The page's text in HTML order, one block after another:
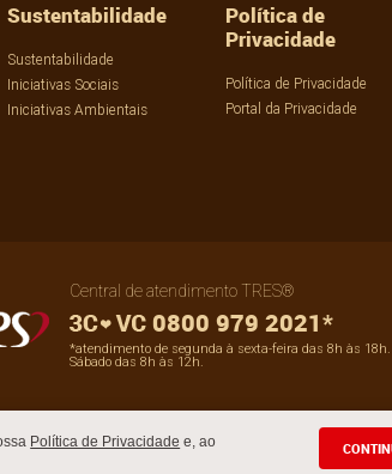
Política de Privacidade e, ao
Sustentabilidade
Sustentabilidade
Iniciativas Sociais
Iniciativas Ambientais
Política de
Privacidade
Política de Privacidade
Portal da Privacidade
Central de atendimento TRES®
0800 979 2021*
*atendimento de segunda à sexta-feira das 8h às 18h.
Sábado das 8h às 12h.